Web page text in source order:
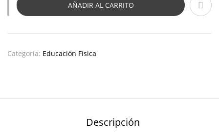
AÑADIR AL CARRITO
Categoría: Educación Física
Descripción